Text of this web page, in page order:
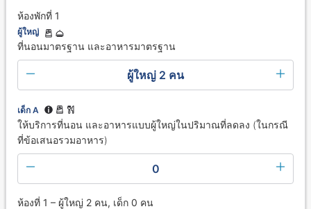
ห้องพักที่ 1
ผู้ใหญ่
ที่นอนมาตรฐาน และอาหารมาตรฐาน
ผู้ใหญ่ 2 คน
เด็ก A
ให้บริการที่นอน และอาหารแบบผู้ใหญ่ในปริมาณที่ลดลง (ในกรณี
ที่ข้อเสนอรวมอาหาร)
0
ห้องที่ 1 – ผู้ใหญ่ 2 คน, เด็ก 0 คน